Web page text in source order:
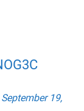
September 19,